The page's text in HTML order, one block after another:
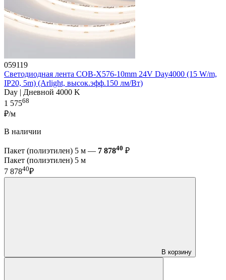
059119
Светодиодная лента COB-X576-10mm 24V Day4000 (15 W/m,
IP20, 5m) (Arlight, высок.эфф.150 лм/Вт)
Day | Дневной 4000 K
1 57568
₽/м
В наличии
Пакет (полиэтилен) 5 м — 7 87840 ₽
Пакет (полиэтилен) 5 м
7 87840₽
В корзину